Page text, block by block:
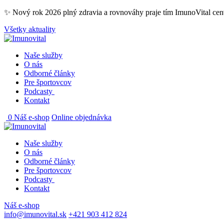
Skip
content
✨ Nový rok 2026 plný zdravia a rovnováhy praje tím ImunoVital
Všetky aktuality
Naše služby
O nás
Odborné články
Pre športovcov
Podcasty
Kontakt
0 Náš e-shop Online objednávka
Naše služby
O nás
Odborné články
Pre športovcov
Podcasty
Kontakt
Náš e-shop
info@imunovital.sk +421 903 412 824